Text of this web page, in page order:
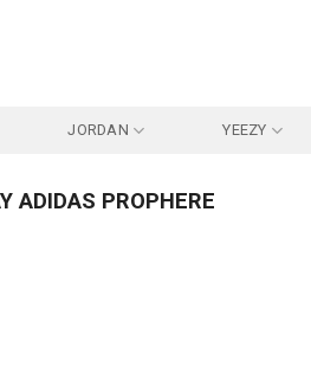
JORDAN YEEZY
ADIDAS PROPHERE